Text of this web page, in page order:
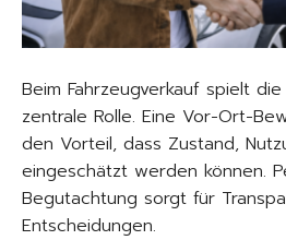
Beim Fahrzeugverkauf spielt
zentrale Rolle. Eine Vor-Ort-
den Vorteil, dass Zustand,
eingeschätzt werden können.
Begutachtung sorgt für
Entscheidungen.